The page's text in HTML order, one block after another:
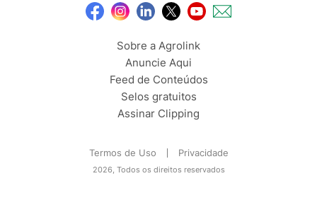
Sobre a Agrolink
Anuncie Aqui
Feed de Conteúdos
Selos gratuitos
Assinar Clipping
Termos de Uso Privacidade
2026, Todos os direitos reservados